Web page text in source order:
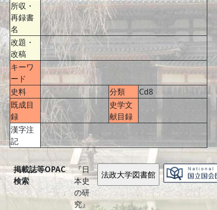
所収・
再録書
名
改題・
改稿
キーワ
ード
史料
分類
Cd8
既成目
録
史学文
献目録
漢字注
記
掲載誌等OPAC
検索
『日
本史
の研
究』